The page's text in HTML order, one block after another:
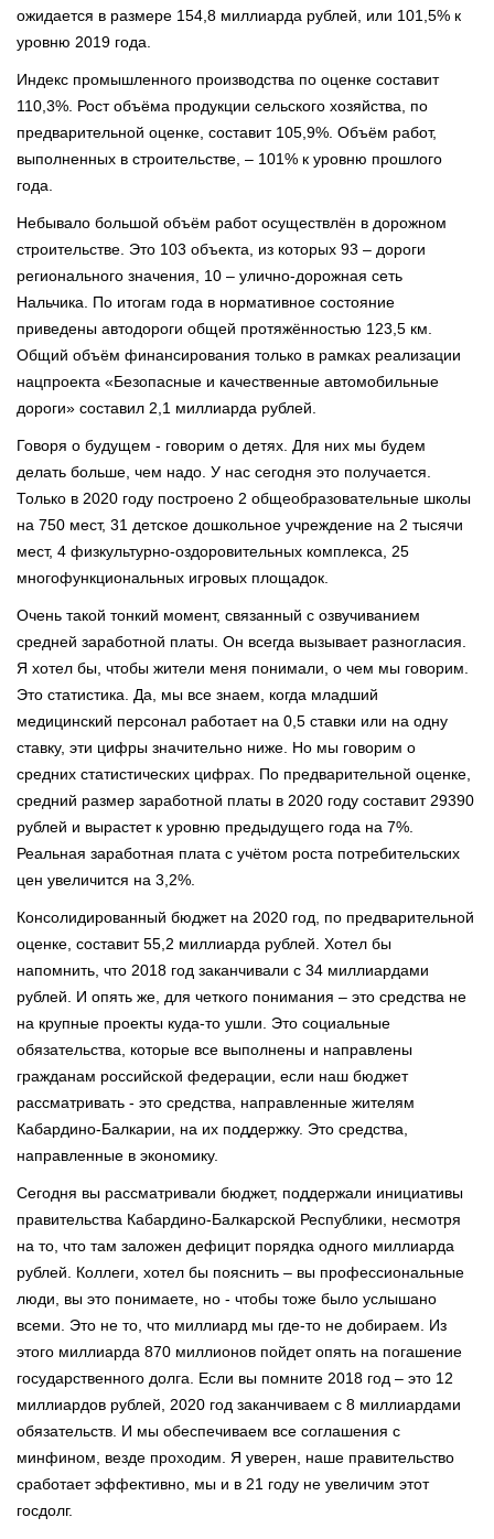
ожидается в размере 154,8 миллиарда рублей, или 101,5% к
уровню 2019 года.
Индекс промышленного производства по оценке составит
110,3%. Рост объёма продукции сельского хозяйства, по
предварительной оценке, составит 105,9%. Объём работ,
выполненных в строительстве, – 101% к уровню прошлого
года.
Небывало большой объём работ осуществлён в дорожном
строительстве. Это 103 объекта, из которых 93 – дороги
регионального значения, 10 – улично-дорожная сеть
Нальчика. По итогам года в нормативное состояние
приведены автодороги общей протяжённостью 123,5 км.
Общий объём финансирования только в рамках реализации
нацпроекта «Безопасные и качественные автомобильные
дороги» составил 2,1 миллиарда рублей.
Говоря о будущем - говорим о детях. Для них мы будем
делать больше, чем надо. У нас сегодня это получается.
Только в 2020 году построено 2 общеобразовательные школы
на 750 мест, 31 детское дошкольное учреждение на 2 тысячи
мест, 4 физкультурно-оздоровительных комплекса, 25
многофункциональных игровых площадок.
Очень такой тонкий момент, связанный с озвучиванием
средней заработной платы. Он всегда вызывает разногласия.
Я хотел бы, чтобы жители меня понимали, о чем мы говорим.
Это статистика. Да, мы все знаем, когда младший
медицинский персонал работает на 0,5 ставки или на одну
ставку, эти цифры значительно ниже. Но мы говорим о
средних статистических цифрах. По предварительной оценке,
средний размер заработной платы в 2020 году составит 29390
рублей и вырастет к уровню предыдущего года на 7%.
Реальная заработная плата с учётом роста потребительских
цен увеличится на 3,2%.
Консолидированный бюджет на 2020 год, по предварительной
оценке, составит 55,2 миллиарда рублей. Хотел бы
напомнить, что 2018 год заканчивали с 34 миллиардами
рублей. И опять же, для четкого понимания – это средства не
на крупные проекты куда-то ушли. Это социальные
обязательства, которые все выполнены и направлены
гражданам российской федерации, если наш бюджет
рассматривать - это средства, направленные жителям
Кабардино-Балкарии, на их поддержку. Это средства,
направленные в экономику.
Сегодня вы рассматривали бюджет, поддержали инициативы
правительства Кабардино-Балкарской Республики, несмотря
на то, что там заложен дефицит порядка одного миллиарда
рублей. Коллеги, хотел бы пояснить – вы профессиональные
люди, вы это понимаете, но - чтобы тоже было услышано
всеми. Это не то, что миллиард мы где-то не добираем. Из
этого миллиарда 870 миллионов пойдет опять на погашение
государственного долга. Если вы помните 2018 год – это 12
миллиардов рублей, 2020 год заканчиваем с 8 миллиардами
обязательств. И мы обеспечиваем все соглашения с
минфином, везде проходим. Я уверен, наше правительство
сработает эффективно, мы и в 21 году не увеличим этот
госдолг.